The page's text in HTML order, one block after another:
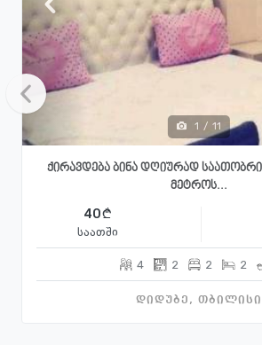
1 / 11
ქირავდება ბინა დღიურად
მეტროს...
40
საათში
4 2 2 2
დიდუბე, თბილისი